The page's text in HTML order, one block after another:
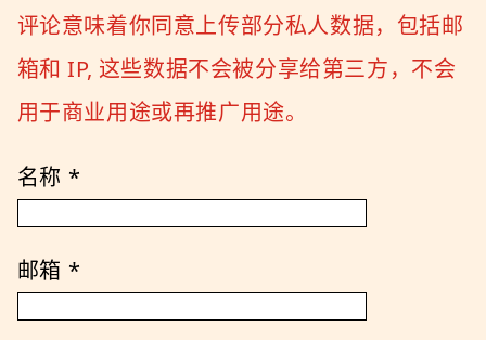
评论意味着你同意上传部分私人数据，包括邮
箱和 IP, 这些数据不会被分享给第三方，不会
用于商业用途或再推广用途。
名称 *
邮箱 *